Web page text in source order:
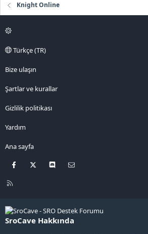
Knight Online
Türkçe (TR)
Bize ulaşın
Şartlar ve kurallar
Gizlilik politikası
Yardım
Ana sayfa
Facebook Discord
R
SroCave Hakkında